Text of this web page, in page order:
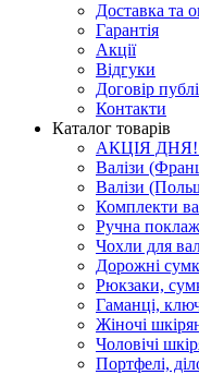
Доставка та
Гарантія
Акції
Відгуки
Договір
Контакти
Каталог товарів
АКЦІЯ ДНЯ!
Валізи
Валізи
Комплекти
Ручна
Чохли для
Дорожні
Рюкзаки,
Гаманці,
Жіночі
Чоловічі
Портфелі,